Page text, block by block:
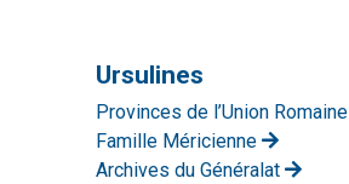
Ursulines
Provinces de l’Union Romaine
Famille Méricienne
Archives du Généralat